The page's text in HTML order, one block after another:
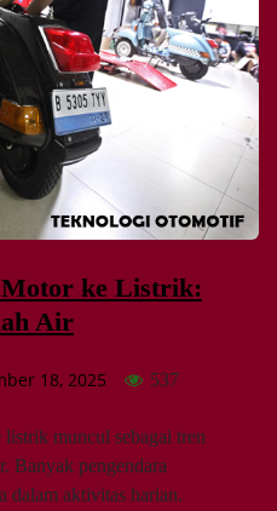
Motor ke Listrik:
Air
18, 2025 537
muncul sebagai tren
Banyak pengendara
dalam aktivitas harian.